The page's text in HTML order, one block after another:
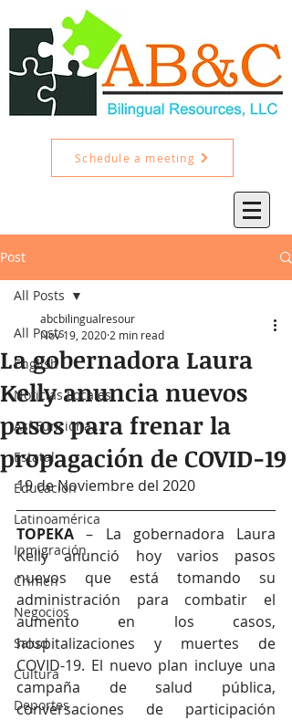
Schedule a meeting
Post
All Posts
English
Noticias Locales
Así Funciona...
Estatal
Educación
Latinoamérica
Inmigración
Crimen
Negocios
Salud
Cultura
Deportes
All Posts
La gobernadora Laura
Kelly anuncia nuevos
pasos para frenar la
propagación de COVID-19
abcbilingualresour
Nov 19, 2020 2 min read
19 de Noviembre del 2020
TOPEKA – La gobernadora Laura
Kelly anunció hoy varios pasos
nuevos que está tomando su
administración para combatir el
aumento en los casos,
hospitalizaciones y muertes de
COVID-19. El nuevo plan incluye una
campaña de salud pública,
conversaciones de participación